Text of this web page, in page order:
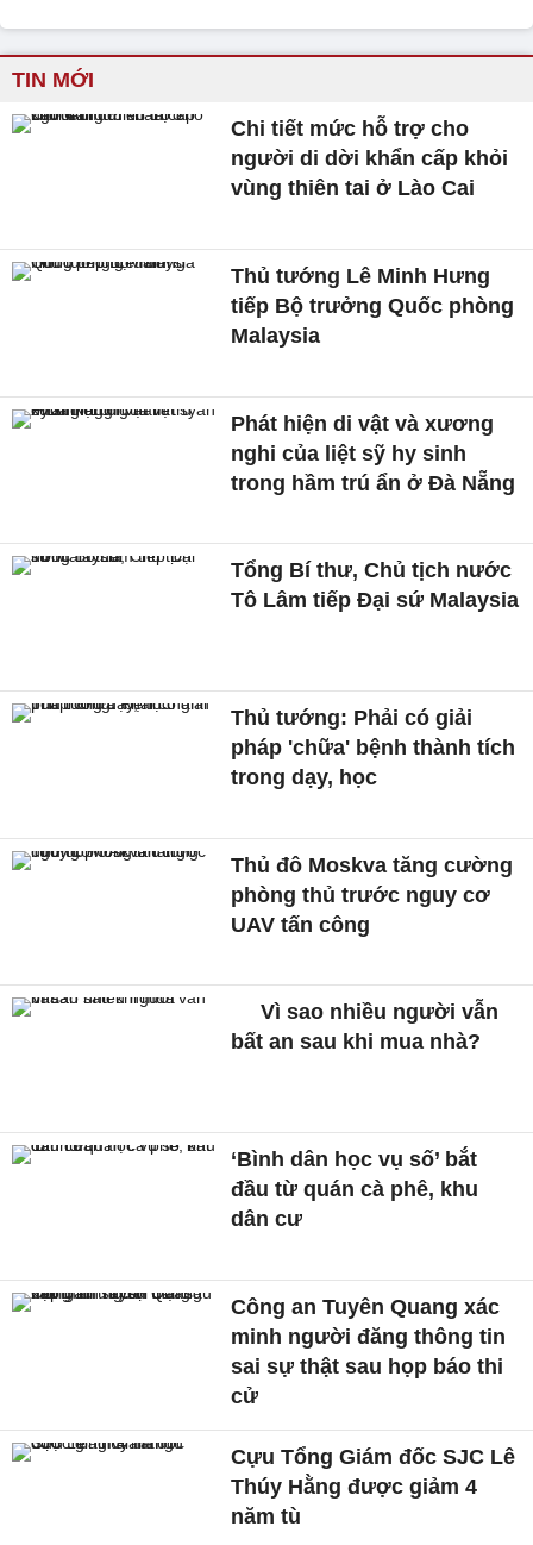
TIN MỚI
Chi tiết mức hỗ trợ cho
người di dời khẩn cấp khỏi
vùng thiên tai ở Lào Cai
Thủ tướng Lê Minh Hưng
tiếp Bộ trưởng Quốc phòng
Malaysia
Phát hiện di vật và xương
nghi của liệt sỹ hy sinh
trong hầm trú ẩn ở Đà Nẵng
Tổng Bí thư, Chủ tịch nước
Tô Lâm tiếp Đại sứ Malaysia
Thủ tướng: Phải có giải
pháp 'chữa' bệnh thành tích
trong dạy, học
Thủ đô Moskva tăng cường
phòng thủ trước nguy cơ
UAV tấn công
Vì sao nhiều người vẫn
bất an sau khi mua nhà?
‘Bình dân học vụ số’ bắt
đầu từ quán cà phê, khu
dân cư
Công an Tuyên Quang xác
minh người đăng thông tin
sai sự thật sau họp báo thi
cử
Cựu Tổng Giám đốc SJC Lê
Thúy Hằng được giảm 4
năm tù